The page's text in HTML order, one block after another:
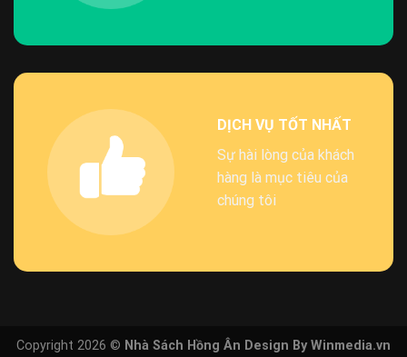
DỊCH VỤ TỐT NHẤT
Sự hài lòng của khách
hàng là mục tiêu của
chúng tôi
Copyright 2026 © Nhà Sách Hồng Ân Design By Winmedia.vn